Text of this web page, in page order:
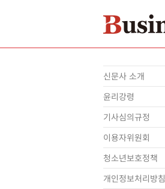
신문사 소개
윤리강령
기사심의규정
이용자위원회
청소년보호정책
개인정보처리방침